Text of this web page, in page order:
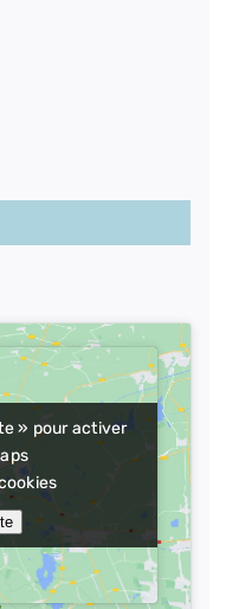
» pour activer
» pour activer